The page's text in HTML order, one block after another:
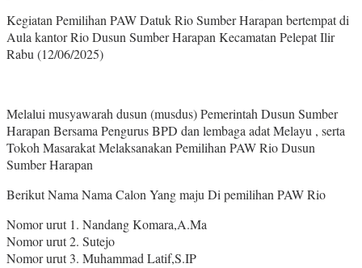
Kegiatan Pemilihan PAW Datuk Rio Sumber Harapan bertempat di
Aula kantor Rio Dusun Sumber Harapan Kecamatan Pelepat Ilir
Rabu (12/06/2025)
Melalui musyawarah dusun (musdus) Pemerintah Dusun Sumber
Harapan Bersama Pengurus BPD dan lembaga adat Melayu , serta
Tokoh Masarakat Melaksanakan Pemilihan PAW Rio Dusun
Sumber Harapan
Berikut Nama Nama Calon Yang maju Di pemilihan PAW Rio
Nomor urut 1. Nandang Komara,A.Ma
Nomor urut 2. Sutejo
Nomor urut 3. Muhammad Latif,S.IP